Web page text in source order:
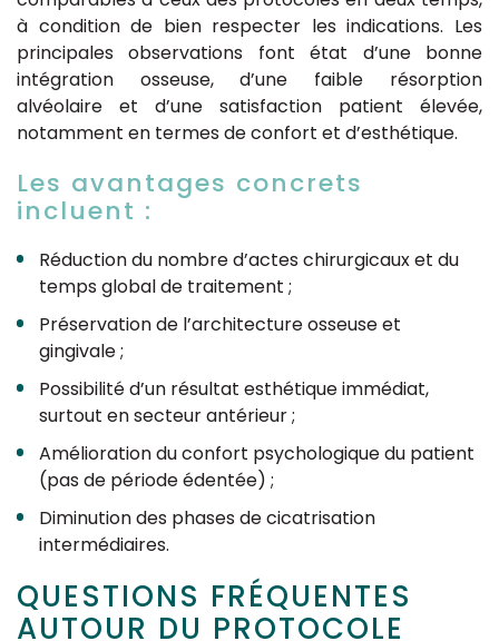
à condition de bien respecter les indications. Les
principales observations font état d’une bonne
intégration osseuse, d’une faible résorption
alvéolaire et d’une satisfaction patient élevée,
notamment en termes de confort et d’esthétique.
Les avantages concrets
incluent :
Réduction du nombre d’actes chirurgicaux et du
temps global de traitement ;
Préservation de l’architecture osseuse et
gingivale ;
Possibilité d’un résultat esthétique immédiat,
surtout en secteur antérieur ;
Amélioration du confort psychologique du patient
(pas de période édentée) ;
Diminution des phases de cicatrisation
intermédiaires.
QUESTIONS FRÉQUENTES
AUTOUR DU PROTOCOLE